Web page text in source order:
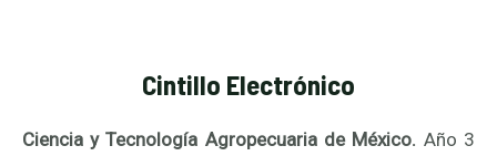
Cintillo Electrónico
Ciencia y Tecnología Agropecuaria de México. Año 3